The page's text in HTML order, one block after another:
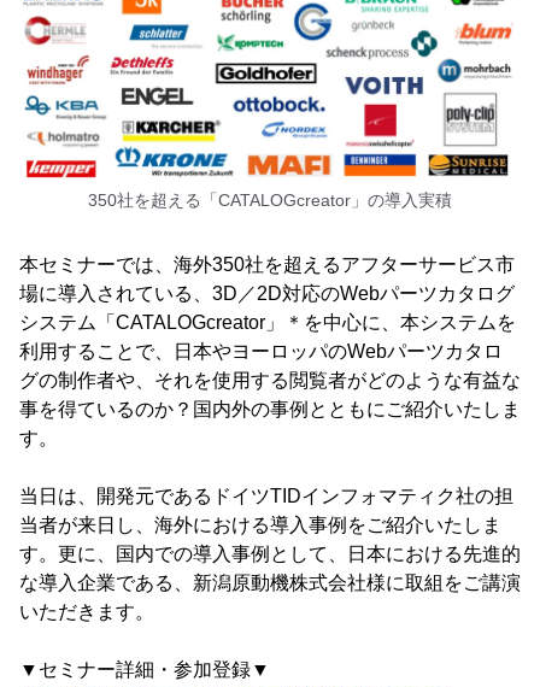
350社を超える「CATALOGcreator」の導入実積
本セミナーでは、海外350社を超えるアフターサービス市
場に導入されている、3D／2D対応のWebパーツカタログ
システム「CATALOGcreator」＊を中心に、本システムを
利用することで、日本やヨーロッパのWebパーツカタロ
グの制作者や、それを使用する閲覧者がどのような有益な
事を得ているのか？国内外の事例とともにご紹介いたしま
す。
当日は、開発元であるドイツTIDインフォマティク社の担
当者が来日し、海外における導入事例をご紹介いたしま
す。更に、国内での導入事例として、日本における先進的
な導入企業である、新潟原動機株式会社様に取組をご講演
いただきます。
▼セミナー詳細・参加登録▼